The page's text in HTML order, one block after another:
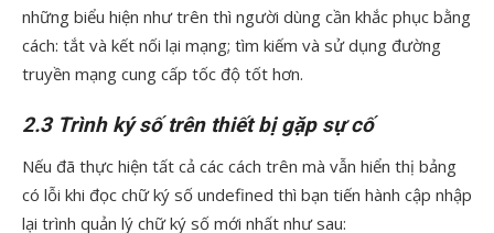
những biểu hiện như trên thì người dùng cần khắc phục bằng
cách: tắt và kết nối lại mạng; tìm kiếm và sử dụng đường
truyền mạng cung cấp tốc độ tốt hơn.
2.3 Trình ký số trên thiết bị gặp sự cố
Nếu đã thực hiện tất cả các cách trên mà vẫn hiển thị bảng
có lỗi khi đọc chữ ký số undefined thì bạn tiến hành cập nhập
lại trình quản lý chữ ký số mới nhất như sau: